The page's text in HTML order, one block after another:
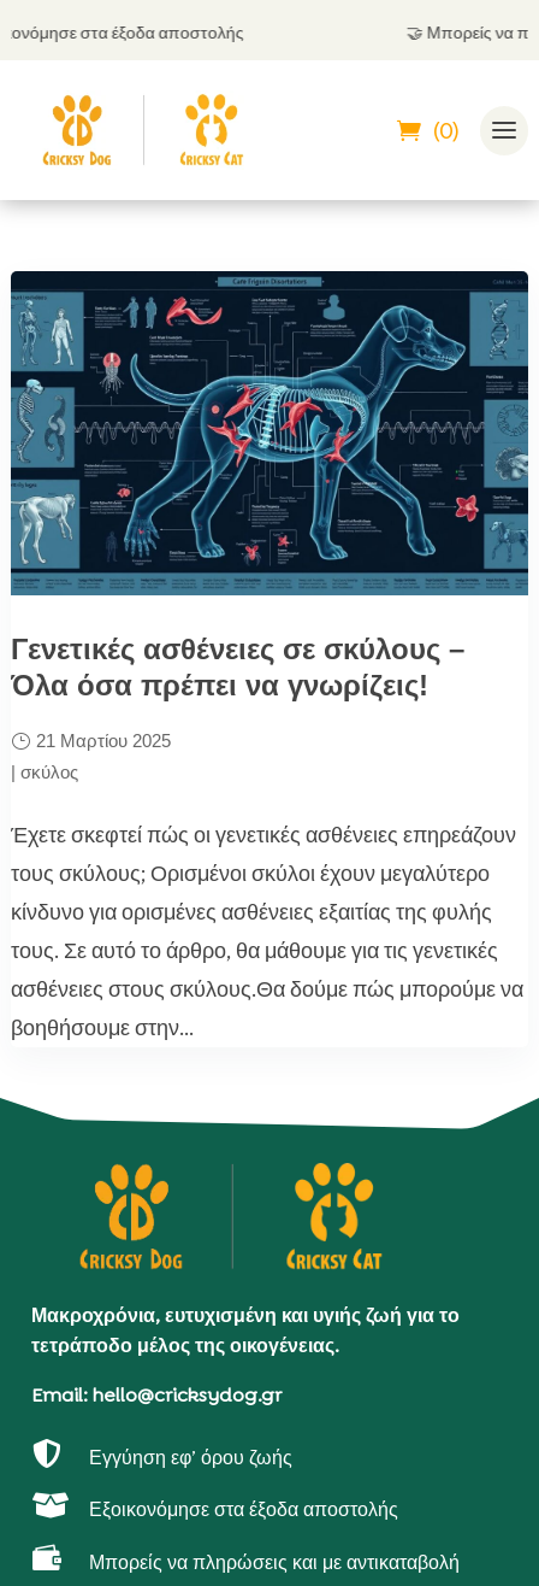
στα έξοδα αποστολής Μπορείς να
(0)
Γενετικές ασθένειες σε σκύλους –
Όλα όσα πρέπει να γνωρίζεις!
21 Μαρτίου 2025
| σκύλος
Έχετε σκεφτεί πώς οι γενετικές ασθένειες επηρεάζουν
τους σκύλους; Ορισμένοι σκύλοι έχουν μεγαλύτερο
κίνδυνο για ορισμένες ασθένειες εξαιτίας της φυλής
τους. Σε αυτό το άρθρο, θα μάθουμε για τις γενετικές
ασθένειες στους σκύλους.Θα δούμε πώς μπορούμε να
βοηθήσουμε στην...
Μακροχρόνια, ευτυχισμένη και υγιής ζωή για το
τετράποδο μέλος της οικογένειας.
Email: hello@cricksydog.gr
 Εγγύηση εφ’ όρου ζωής
 Εξοικονόμησε στα έξοδα αποστολής
 Μπορείς να πληρώσεις και με αντικαταβολή